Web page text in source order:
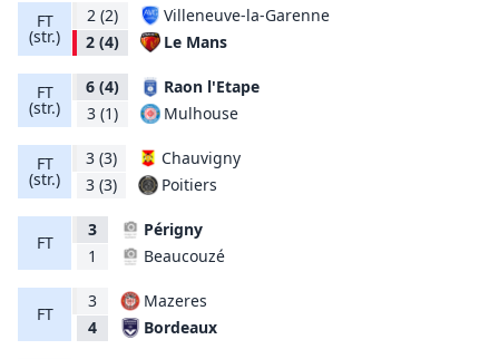
FT
(str.)
2 (2)
2 (4)
Villeneuve-la-Garenne
Le Mans
FT
(str.)
6 (4)
3 (1)
Raon l'Etape
Mulhouse
FT
(str.)
3 (3)
3 (3)
Chauvigny
Poitiers
FT
3
1
Périgny
Beaucouzé
FT
3
4
Mazeres
Bordeaux